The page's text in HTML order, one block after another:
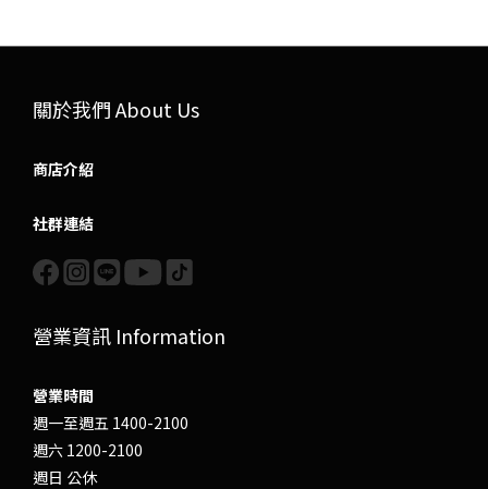
關於我們 About Us
商店介紹
社群連結
營業資訊 Information
營業時間
週一至週五 1400-2100
週六 1200-2100
週日 公休